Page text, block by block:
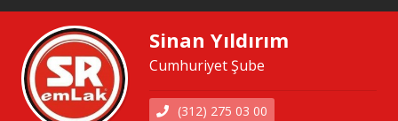
Sinan Yıldırım
Cumhuriyet Şube
(312) 275 03 00